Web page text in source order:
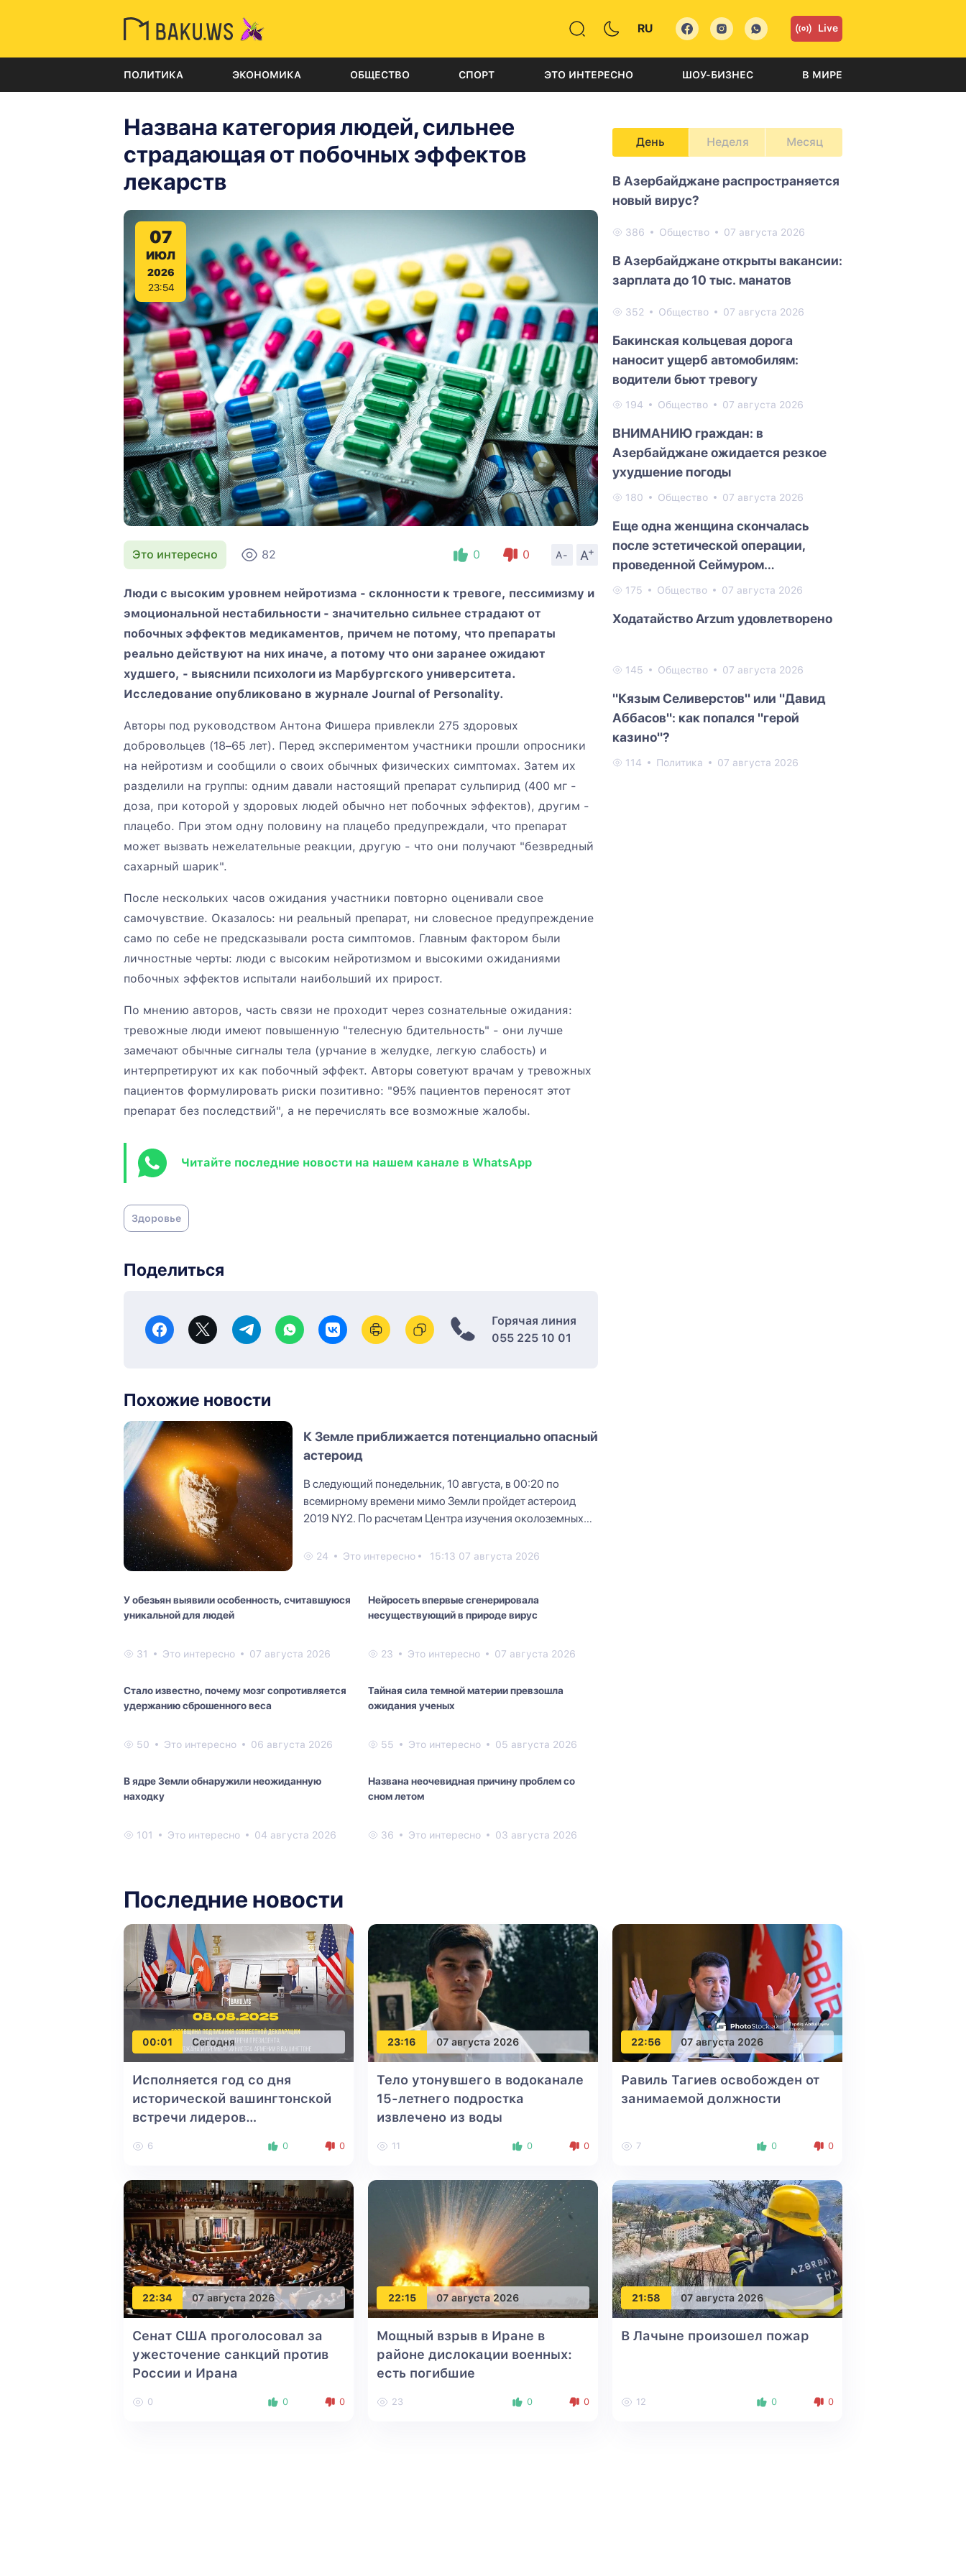
RU Live
ПОЛИТИКА ЭКОНОМИКА ОБЩЕСТВО СПОРТ ЭТО ИНТЕРЕСНО ШОУ-БИЗНЕС В МИРЕ
Названа категория людей, сильнее
страдающая от побочных эффектов
лекарств
07
ИЮЛ
2026
23:54
Это интересно 82 0 0 A- A
+
Люди с высоким уровнем нейротизма - склонности к тревоге, пессимизму и
эмоциональной нестабильности - значительно сильнее страдают от
побочных эффектов медикаментов, причем не потому, что препараты
реально действуют на них иначе, а потому что они заранее ожидают
худшего, - выяснили психологи из Марбургского университета.
Исследование опубликовано в журнале Journal of Personality.
Авторы под руководством Антона Фишера привлекли 275 здоровых
добровольцев (18–65 лет). Перед экспериментом участники прошли опросники
на нейротизм и сообщили о своих обычных физических симптомах. Затем их
разделили на группы: одним давали настоящий препарат сульпирид (400 мг -
доза, при которой у здоровых людей обычно нет побочных эффектов), другим -
плацебо. При этом одну половину на плацебо предупреждали, что препарат
может вызвать нежелательные реакции, другую - что они получают "безвредный
сахарный шарик".
После нескольких часов ожидания участники повторно оценивали свое
самочувствие. Оказалось: ни реальный препарат, ни словесное предупреждение
само по себе не предсказывали роста симптомов. Главным фактором были
личностные черты: люди с высоким нейротизмом и высокими ожиданиями
побочных эффектов испытали наибольший их прирост.
По мнению авторов, часть связи не проходит через сознательные ожидания:
тревожные люди имеют повышенную "телесную бдительность" - они лучше
замечают обычные сигналы тела (урчание в желудке, легкую слабость) и
интерпретируют их как побочный эффект. Авторы советуют врачам у тревожных
пациентов формулировать риски позитивно: "95% пациентов переносят этот
препарат без последствий", а не перечислять все возможные жалобы.
Читайте последние новости на нашем канале в WhatsApp
Здоровье
Поделиться
Горячая линия
055 225 10 01
Похожие новости
К Земле приближается потенциально опасный
астероид
В следующий понедельник, 10 августа, в 00:20 по
всемирному времени мимо Земли пройдет астероид
2019 NY2. По расчетам Центра изучения околоземных
24 Это интересно 15:13 07 августа 2026
У обезьян выявили особенность, считавшуюся
уникальной для людей
31 Это интересно 07 августа 2026
Нейросеть впервые сгенерировала
несуществующий в природе вирус
23 Это интересно 07 августа 2026
Стало известно, почему мозг сопротивляется
удержанию сброшенного веса
50 Это интересно 06 августа 2026
Тайная сила темной материи превзошла
ожидания ученых
55 Это интересно 05 августа 2026
В ядре Земли обнаружили неожиданную
находку
101 Это интересно 04 августа 2026
Названа неочевидная причину проблем со
сном летом
36 Это интересно 03 августа 2026
День Неделя Месяц
В Азербайджане распространяется
новый вирус?
386 Общество 07 августа 2026
В Азербайджане открыты вакансии:
зарплата до 10 тыс. манатов
352 Общество 07 августа 2026
Бакинская кольцевая дорога
наносит ущерб автомобилям:
водители бьют тревогу
194 Общество 07 августа 2026
ВНИМАНИЮ граждан: в
Азербайджане ожидается резкое
ухудшение погоды
180 Общество 07 августа 2026
Еще одна женщина скончалась
после эстетической операции,
проведенной Сеймуром
Мамедовым
175 Общество 07 августа 2026
Ходатайство Arzum удовлетворено
145 Общество 07 августа 2026
"Кязым Селиверстов" или "Давид
Аббасов": как попался "герой
казино"?
114 Политика 07 августа 2026
Последние новости
00:01 Сегодня
Исполняется год со дня
исторической вашингтонской
встречи лидеров
Армении
6 0 0
23:16 07 августа 2026
Тело утонувшего в водоканале
15-летнего подростка
извлечено из воды
11 0 0
22:56 07 августа 2026
Равиль Тагиев освобожден от
занимаемой должности
7 0 0
22:34 07 августа 2026
Сенат США проголосовал за
ужесточение санкций против
России и Ирана
0 0 0
22:15 07 августа 2026
Мощный взрыв в Иране в
районе дислокации военных:
есть погибшие
23 0 0
21:58 07 августа 2026
В Лачыне произошел пожар
12 0 0